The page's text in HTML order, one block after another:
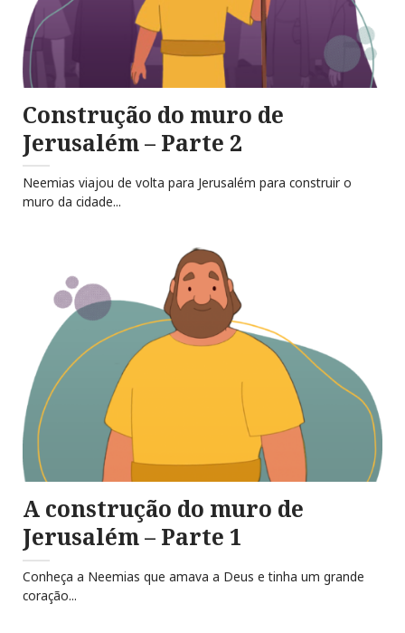
Construção do muro de
Jerusalém – Parte 2
Neemias viajou de volta para Jerusalém para construir o
muro da cidade...
A construção do muro de
Jerusalém – Parte 1
Conheça a Neemias que amava a Deus e tinha um grande
coração...